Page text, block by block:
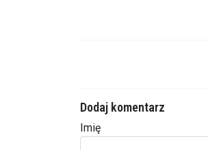
Dodaj komentarz
Imię